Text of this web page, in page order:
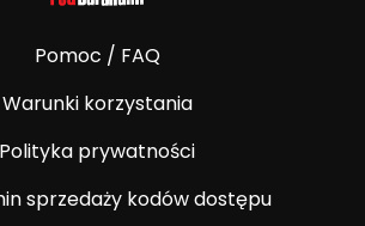
Pomoc / FAQ
Warunki korzystania
Polityka prywatności
sprzedaży kodów dostępu